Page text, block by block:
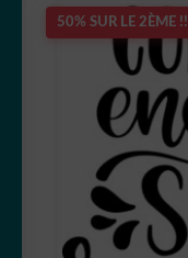
50% SUR LE 2ÈME !!